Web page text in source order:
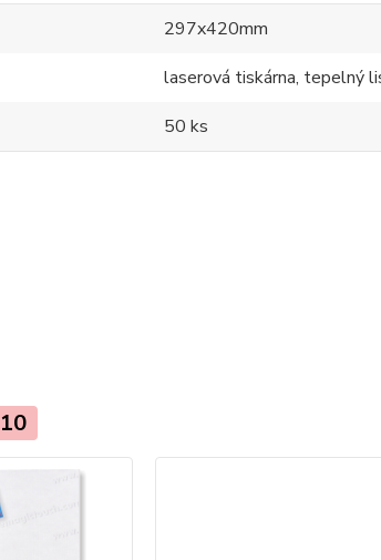
297x420mm
laserová tiskárna, tepelný
50 ks
10